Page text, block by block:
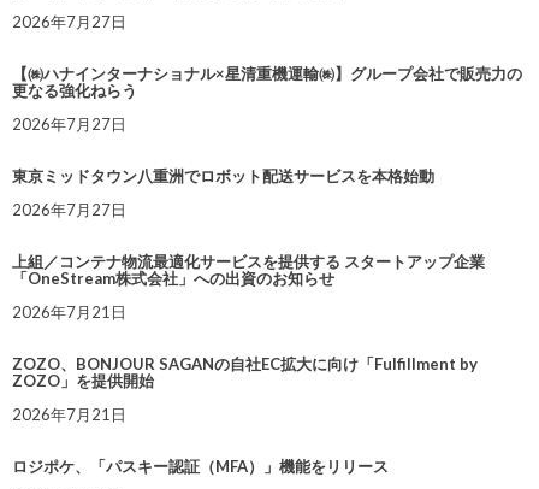
2026年7月27日
【㈱ハナインターナショナル×星清重機運輸㈱】グループ会社で販売力の
更なる強化ねらう
2026年7月27日
東京ミッドタウン八重洲でロボット配送サービスを本格始動
2026年7月27日
上組／コンテナ物流最適化サービスを提供する スタートアップ企業
「OneStream株式会社」への出資のお知らせ
2026年7月21日
ZOZO、BONJOUR SAGANの自社EC拡大に向け「Fulfillment by
ZOZO」を提供開始
2026年7月21日
ロジポケ、「パスキー認証（MFA）」機能をリリース